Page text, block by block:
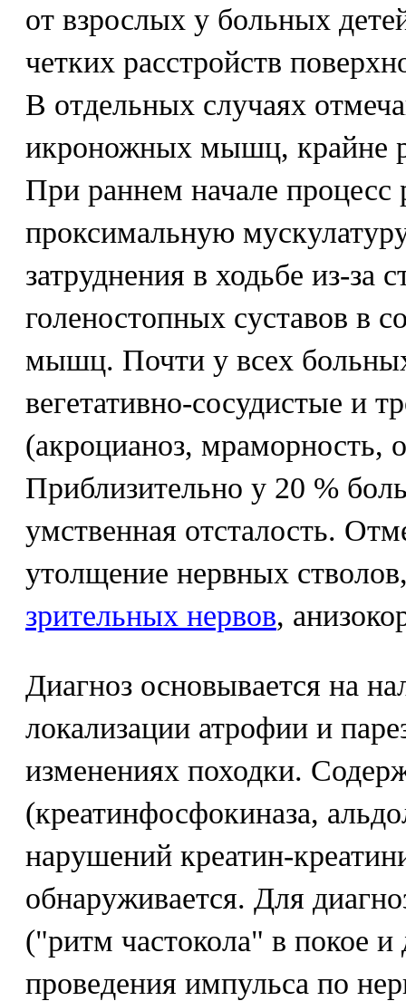
от взрослых у больных
четких расстройств
В отдельных случаях
икроножных мышц, крайне
При раннем начале процесс
проксимальную
затруднения в ходьбе из-за
голеностопных суставов в
мышц. Почти у всех
вегетативно-сосудистые и
(акроцианоз, мраморность,
Приблизительно у 20 %
умственная отсталость.
утолщение нервных
зрительных нервов,
Диагноз основывается на
локализации атрофии и
изменениях походки.
(креатинфосфокиназа,
нарушений креатин-
обнаруживается. Для
("ритм частокола" в покое и
проведения импульса по